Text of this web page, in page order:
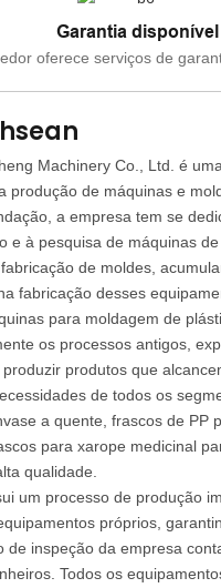
Garantia disponível
oferece serviços de
Machinery Co., Ltd. é
produção de máquinas e
a empresa tem se
e à pesquisa de máquinas
de moldes,
fabricação desses
para moldagem de
os processos antigos,
produtos que
de todos os
a quente, frascos de PP
para xarope medicinal
qualidade.
um processo de produção
próprios,
de inspeção da empresa
Todos os